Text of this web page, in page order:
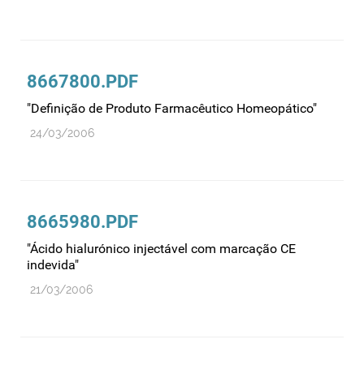
Relações internacionais
Substâncias controladas
Supervisão do mercado
Utilização
Vigilância de cosméticos
8667800.PDF
"Definição de Produto Farmacêutico Homeopático"
24/03/2006
8665980.PDF
"Ácido hialurónico injectável com marcação CE
indevida"
21/03/2006